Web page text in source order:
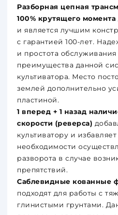
Разборная цепная
100% крутящего
и является лучшим
с гарантией 100-лет.
и простота
преимущества данной
культиватора. Место
землей дополнительно
пластиной.
1 вперед + 1 назад
скорости (реверса)
культиватору и
необходимости
разворота в случае
препятствий.
Саблевидные кованные
подходят для работы с
глинистыми грунтами.